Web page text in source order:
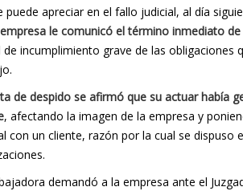
puede apreciar en el fallo judicial, al día
le comunicó el término inmediato
de incumplimiento grave de las obligaciones
de despido se afirmó que su actuar había
, afectando la imagen de la empresa y
con un cliente, razón por la cual se dispuso
demandó a la empresa ante el